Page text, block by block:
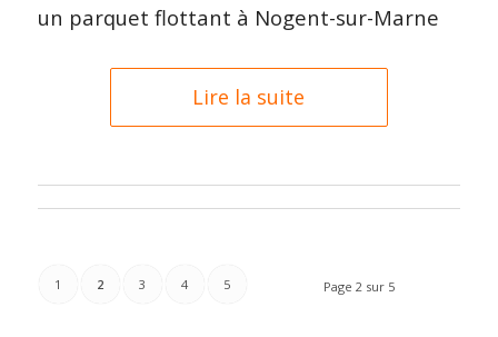
un parquet flottant à Nogent-sur-Marne
Lire la suite
Page 2 sur 5
1 2 3 4 5